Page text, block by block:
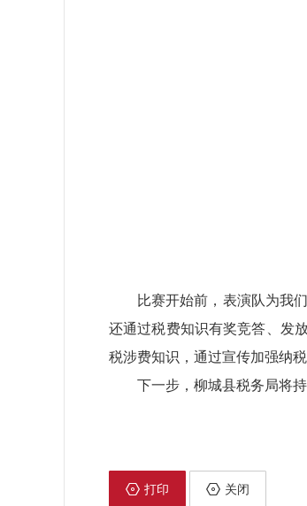
比赛开始前，表演队为我
还通过税费知识有奖竞答、发
税涉费知识，通过宣传加强纳
下一步，柳城县税务局将
打印 关闭